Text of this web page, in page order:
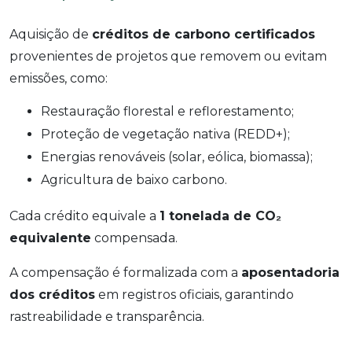
Aquisição de créditos de carbono certificados
provenientes de projetos que removem ou evitam
emissões, como:
Restauração florestal e reflorestamento;
Proteção de vegetação nativa (REDD+);
Energias renováveis (solar, eólica, biomassa);
Agricultura de baixo carbono.
Cada crédito equivale a 1 tonelada de CO₂
equivalente compensada.
A compensação é formalizada com a aposentadoria
dos créditos em registros oficiais, garantindo
rastreabilidade e transparência.